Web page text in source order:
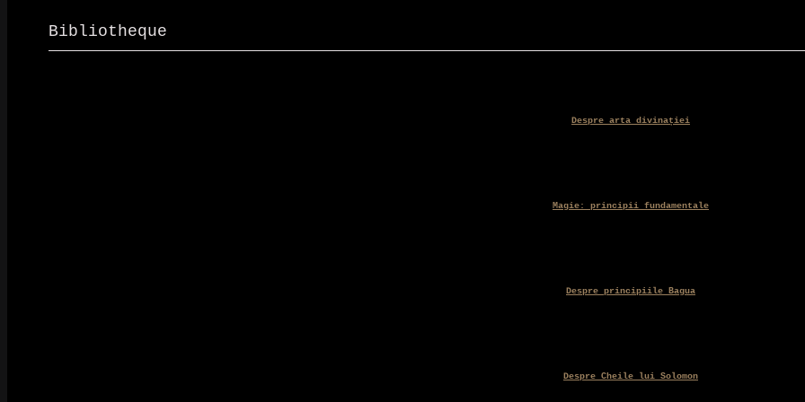
Bibliotheque
Despre arta divinației
Magie: principii fundamentale
Despre principiile Bagua
Despre Cheile lui Solomon